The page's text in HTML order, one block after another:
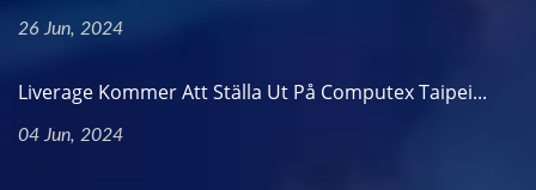
26 Jun, 2024
Liverage Kommer Att Ställa Ut På Computex Taipei...
04 Jun, 2024